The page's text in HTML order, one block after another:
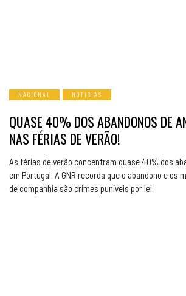
NACIONAL NOTICIAS
QUASE 40% DOS ABANDONOS DE
NAS FÉRIAS DE VERÃO!
As férias de verão concentram quase 40% dos
em Portugal. A GNR recorda que o abandono e os
de companhia são crimes puníveis por lei.